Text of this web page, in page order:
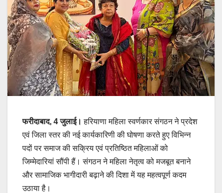
फरीदाबाद, 4 जुलाई। हरियाणा महिला स्वर्णकार संगठन ने प्रदेश
एवं जिला स्तर की नई कार्यकारिणी की घोषणा करते हुए विभिन्न
पदों पर समाज की सक्रिय एवं प्रतिष्ठित महिलाओं को
जिम्मेदारियां सौंपी हैं। संगठन ने महिला नेतृत्व को मजबूत बनाने
और सामाजिक भागीदारी बढ़ाने की दिशा में यह महत्वपूर्ण कदम
उठाया है।